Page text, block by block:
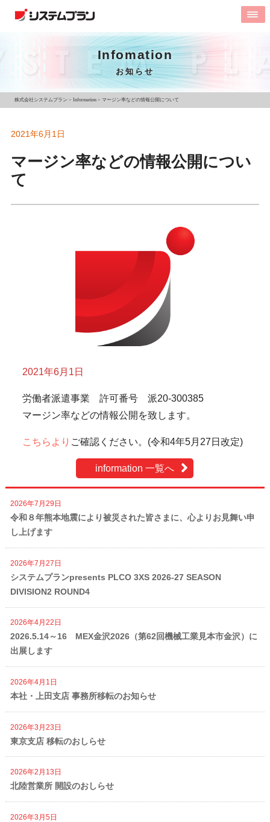
Infomation
お知らせ
株式会社システムプラン >Information >マージン率などの情報公開について
2021年6月1日
マージン率などの情報公開につい
て
2021年6月1日
労働者派遣事業 許可番号 派20-300385
マージン率などの情報公開を致します。
こちらより ご確認ください。(令和4年5月27日改定)
information 一覧へ
2026年7月29日
令和８年熊本地震により被災された皆さまに、心よりお見舞い申
し上げます
2026年7月27日
システムプランpresents PLCO 3XS 2026-27 SEASON
DIVISION2 ROUND4
2026年4月22日
2026.5.14～16 MEX金沢2026（第62回機械工業見本市金沢）に
出展します
2026年4月1日
本社・上田支店 事務所移転のお知らせ
2026年3月23日
東京支店 移転のおしらせ
2026年2月13日
北陸営業所 開設のおしらせ
2026年3月5日